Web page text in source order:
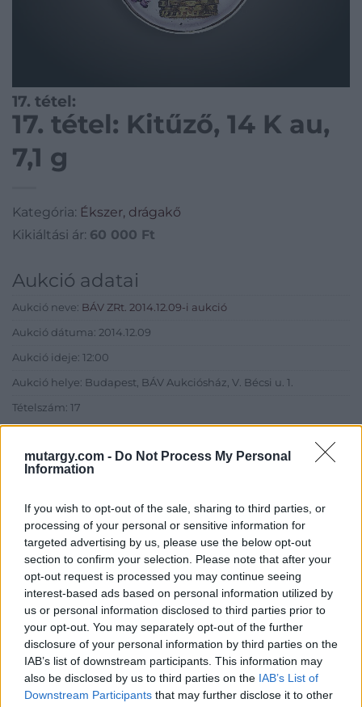
mutargy.com - Do Not Process My Personal
Information
If you wish to opt-out of the sale, sharing to third parties, or
processing of your personal or sensitive information for
targeted advertising by us, please use the below opt-out
section to confirm your selection. Please note that after your
opt-out request is processed you may continue seeing
interest-based ads based on personal information utilized by
us or personal information disclosed to third parties prior to
your opt-out. You may separately opt-out of the further
disclosure of your personal information by third parties on the
IAB’s list of downstream participants. This information may
also be disclosed by us to third parties on the IAB’s List of
Downstream Participants that may further disclose it to other
17. tétel:
17. tétel: Kitűző, 14 K au,
7,1 g
Kategória: Ékszer, drágakő
Kikiáltási ár: 60 000 Ft
Aukció adatai
Aukció neve: BÁV ZRt. 2014.12.09-i aukció
Aukció dátuma: 2014.12.09
Aukció ideje: 12:00
Aukció helye: Budapest, BÁV Aukciósház, V. Bécsi u. 1.
Tételszám: 17
Eladó adatai
Galéria
Cím: BÁV ZRt.
1027 Budapest, Csalogány u.
23-33.
Telefon: (06 1) 331 0513
Weboldal:http://bav-art.hu
Bemutatkozás: Az ország legnagyobb múltú, 240 esztendeje
jogfolytonosan működő magyar vállalkozásaként a BÁV ZRt.
óriási tapasztalatával, szakmai tekintélyével és
megbízhatóságával hagyományosan a magyar
műkereskedelem meghatározó szereplője. A 2007-ben